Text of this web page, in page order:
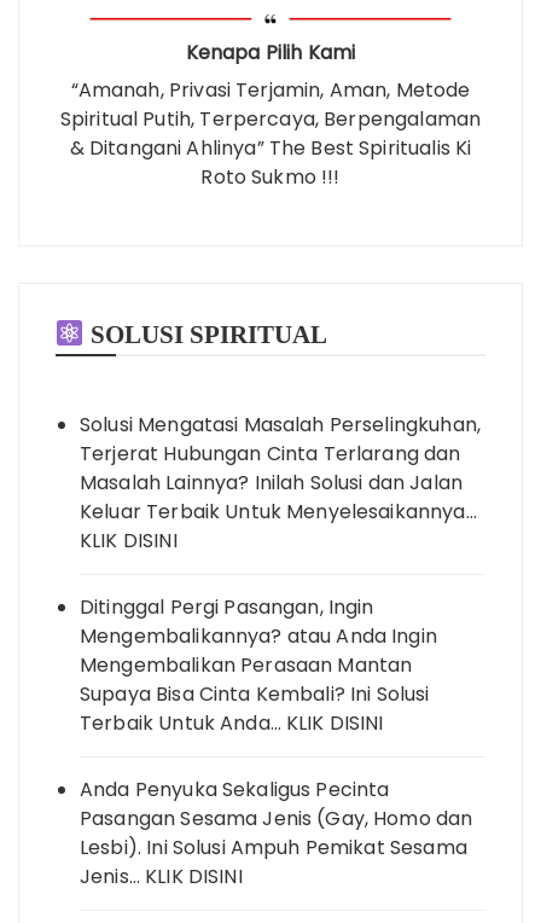
Kenapa Pilih Kami
“Amanah, Privasi Terjamin, Aman, Metode
Spiritual Putih, Terpercaya, Berpengalaman
& Ditangani Ahlinya” The Best Spiritualis Ki
Roto Sukmo !!!
SOLUSI SPIRITUAL
Solusi Mengatasi Masalah Perselingkuhan,
Terjerat Hubungan Cinta Terlarang dan
Masalah Lainnya? Inilah Solusi dan Jalan
Keluar Terbaik Untuk Menyelesaikannya…
KLIK DISINI
Ditinggal Pergi Pasangan, Ingin
Mengembalikannya? atau Anda Ingin
Mengembalikan Perasaan Mantan
Supaya Bisa Cinta Kembali? Ini Solusi
Terbaik Untuk Anda… KLIK DISINI
Anda Penyuka Sekaligus Pecinta
Pasangan Sesama Jenis (Gay, Homo dan
Lesbi). Ini Solusi Ampuh Pemikat Sesama
Jenis… KLIK DISINI